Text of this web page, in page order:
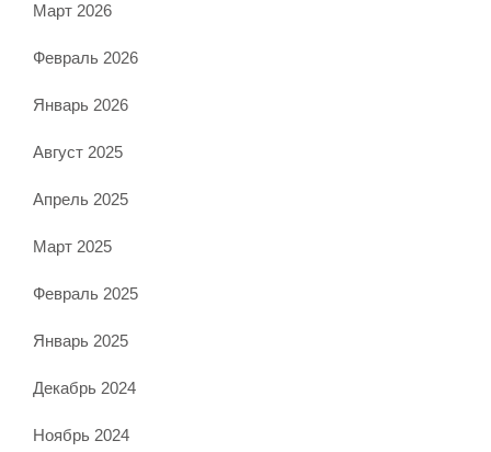
Март 2026
Февраль 2026
Январь 2026
Август 2025
Апрель 2025
Март 2025
Февраль 2025
Январь 2025
Декабрь 2024
Ноябрь 2024